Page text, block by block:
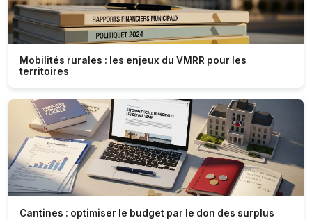
Mobilités rurales : les enjeux du VMRR pour les
territoires
Cantines : optimiser le budget par le don des surplus